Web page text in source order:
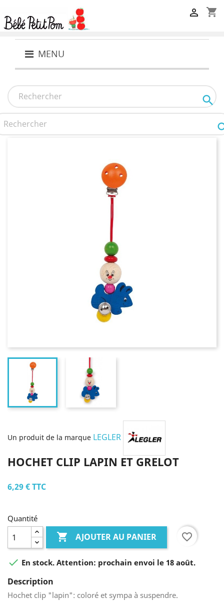
shopping_cart

MENU

Un produit de la marque LEGLER
HOCHET CLIP LAPIN ET GRELOT
6,29 €TTC
Quantité
 AJOUTER AU PANIER favorite_border
 En stock. Attention: prochain envoi le 18 août.
Description
Hochet clip "lapin": coloré et sympa à suspendre.